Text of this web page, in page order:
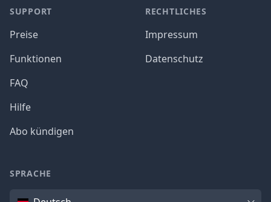
SUPPORT
Preise
Funktionen
FAQ
Hilfe
Abo kündigen
RECHTLICHES
Impressum
Datenschutz
SPRACHE
Sprache